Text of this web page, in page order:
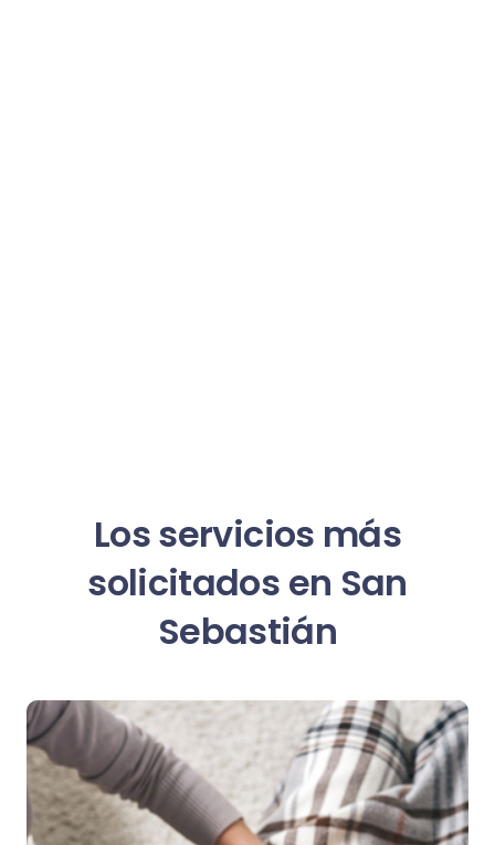
Los servicios más
solicitados en San
Sebastián